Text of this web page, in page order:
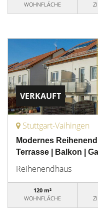
WOHNFLÄCHE
VERKAUFT
Stuttgart-Vaihingen
Modernes
Terrasse | Balkon |
Reihenendhaus
120 m²
WOHNFLÄCHE